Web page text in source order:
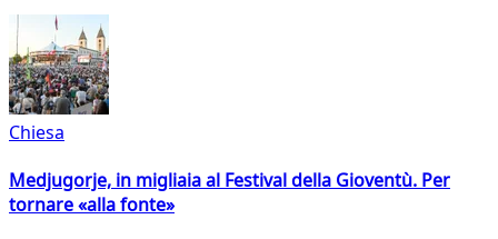
Chiesa
Medjugorje, in migliaia al Festival della Gioventù. Per
tornare «alla fonte»